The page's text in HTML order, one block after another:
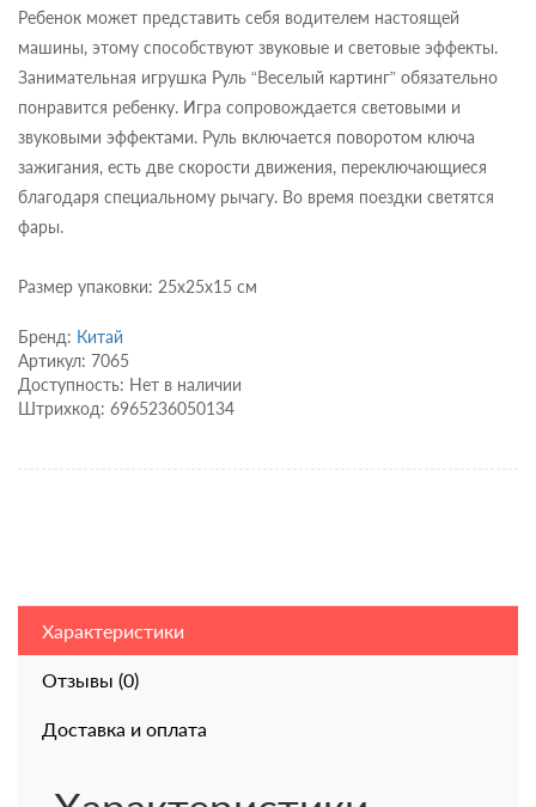
Ребенок может представить себя водителем настоящей
машины, этому способствуют звуковые и световые эффекты.
Занимательная игрушка Руль “Веселый картинг” обязательно
понравится ребенку. Игра сопровождается световыми и
звуковыми эффектами. Руль включается поворотом ключа
зажигания, есть две скорости движения, переключающиеся
благодаря специальному рычагу. Во время поездки светятся
фары.
Размер упаковки: 25х25х15 см
Бренд: Китай
Артикул: 7065
Доступность: Нет в наличии
Штрихкод: 6965236050134
Характеристики
Отзывы (0)
Доставка и оплата